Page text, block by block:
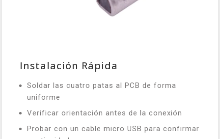
Instalación Rápida
Soldar las cuatro patas al PCB de forma
uniforme
Verificar orientación antes de la conexión
Probar con un cable micro USB para confirmar